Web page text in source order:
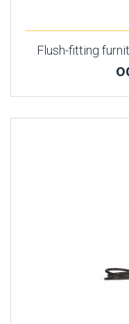
Flush-fitting